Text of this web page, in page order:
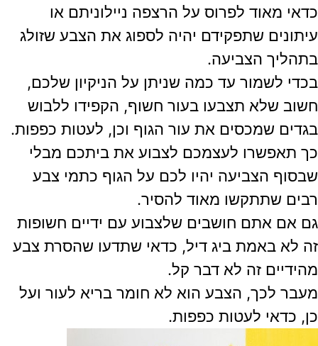
כדאי מאוד לפרוס על הרצפה ניילוניתם או
עיתונים שתפקידם יהיה לספוג את הצבע שזולג
בתהליך הצביעה.
בכדי לשמור עד כמה שניתן על הניקיון שלכם,
חשוב שלא תצבעו בעור חשוף, הקפידו ללבוש
בגדים שמכסים את עור הגוף וכן, לעטות כפפות.
כך תאפשרו לעצמכם לצבוע את ביתכם מבלי
שבסוף הצביעה יהיו לכם על הגוף כתמי צבע
רבים שתתקשו מאוד להסיר.
גם אם אתם חושבים שלצבוע עם ידיים חשופות
זה לא באמת ביג דיל, כדאי שתדעו שהסרת צבע
מהידיים זה לא דבר קל.
מעבר לכך, הצבע הוא לא חומר בריא לעור ועל
כן, כדאי לעטות כפפות.